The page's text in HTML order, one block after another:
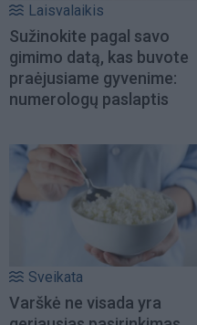
Laisvalaikis
Sužinokite pagal savo
gimimo datą, kas buvote
praėjusiame gyvenime:
numerologų paslaptis
Sveikata
Varškė ne visada yra